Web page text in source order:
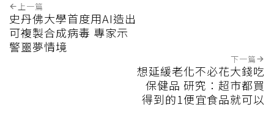
上一篇
史丹佛大學首度用AI造出
可複製合成病毒 專家示
警噩夢情境
下一篇
想延緩老化不必花大錢吃
保健品 研究：超市都買
得到的1便宜食品就可以